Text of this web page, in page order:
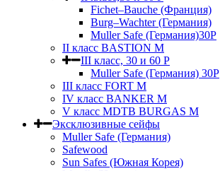
Fichet–Bauche (Франция)
Burg–Wachter (Германия)
Muller Safe (Германия)30P
II класс BASTION M
III класс, 30 и 60 P
Muller Safe (Германия) 30Р
III класс FORT M
IV класс BANKER M
V класс МDTB BURGAS M
Эксклюзивные сейфы
Muller Safe (Германия)
Safewood
Sun Safes (Южная Корея)